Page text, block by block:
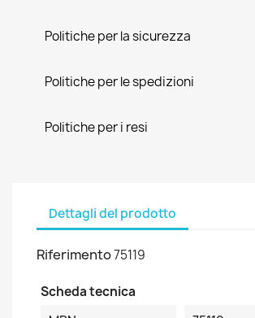
Politiche per la sicurezza
Politiche per le spedizioni
Politiche per i resi
Dettagli del prodotto
Riferimento75119
Scheda tecnica